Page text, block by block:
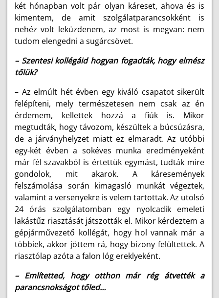
két hónapban volt pár olyan káreset, ahova és is
kimentem, de amit szolgálatparancsokként is
nehéz volt leküzdenem, az most is megvan: nem
tudom elengedni a sugárcsövet.
– Szentesi kollégáid hogyan fogadták, hogy elmész
tőlük?
– Az elmúlt hét évben egy kiváló csapatot sikerült
felépíteni, mely természetesen nem csak az én
érdemem, kellettek hozzá a fiúk is. Mikor
megtudták, hogy távozom, készültek a búcsúzásra,
de a járványhelyzet miatt ez elmaradt. Az utóbbi
egy-két évben a sokéves munka eredményeként
már fél szavakból is értettük egymást, tudták mire
gondolok, mit akarok. A káresemények
felszámolása során kimagasló munkát végeztek,
valamint a versenyekre is velem tartottak. Az utolsó
24 órás szolgálatomban egy nyolcadik emeleti
lakástűz riasztását játszották el. Mikor kérdeztem a
gépjárművezető kollégát, hogy hol vannak már a
többiek, akkor jöttem rá, hogy bizony felültettek. A
riasztólap azóta a falon lóg ereklyeként.
– Említetted, hogy otthon már rég átvették a
parancsnokságot tőled…